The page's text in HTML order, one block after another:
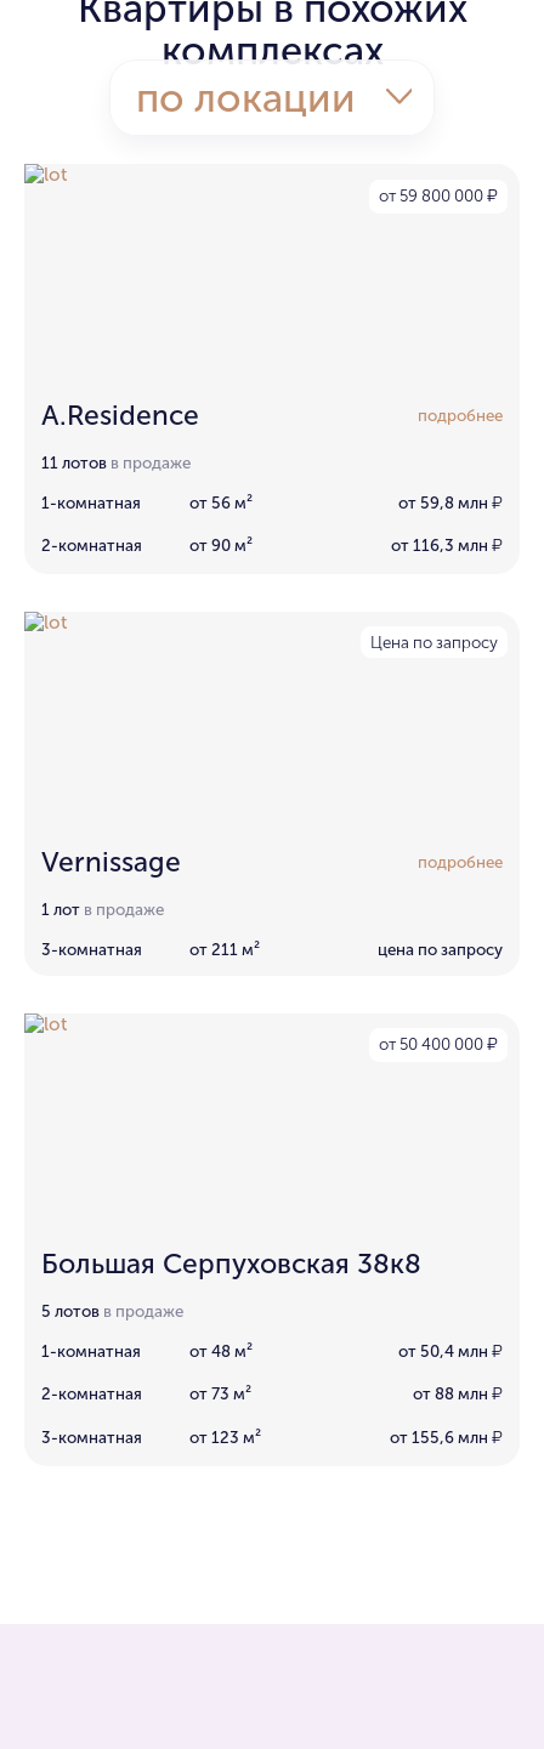
комплексах
по локации
от 59 800 000 ₽
A.Residence подробнее
11 лотов в продаже
1-комнатная от 56 м² от 59,8 млн ₽
2-комнатная от 90 м² от 116,3 млн ₽
Цена по запросу
Vernissage подробнее
1 лот в продаже
3-комнатная от 211 м² цена по запросу
от 50 400 000 ₽
Большая Серпуховская 38к8
5 лотов в продаже
1-комнатная от 48 м² от 50,4 млн ₽
2-комнатная от 73 м² от 88 млн ₽
3-комнатная от 123 м² от 155,6 млн ₽